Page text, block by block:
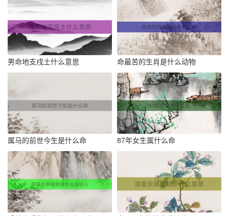
男命地支戌土什么意思 命最苦的生肖是什么动物
属马的前世今生是什么命 87年女生属什么命